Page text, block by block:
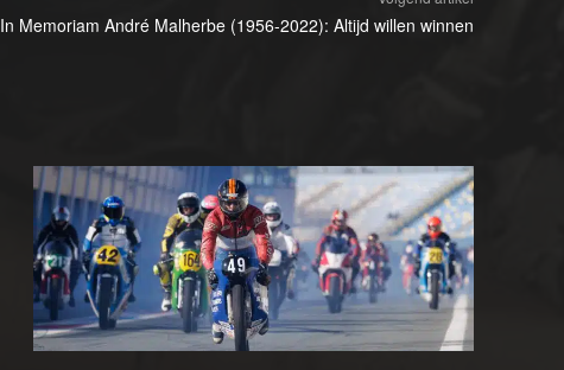
In Memoriam André Malherbe (1956-2022): Altijd willen winnen